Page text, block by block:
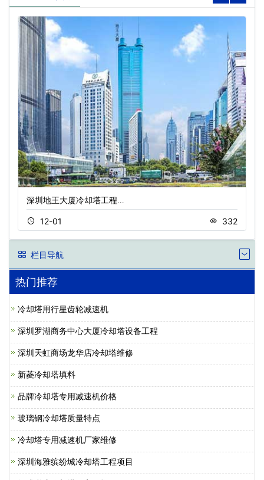
深圳地王大厦冷却塔工程…
12-01 332
栏目导航
热门推荐
冷却塔用行星齿轮减速机
深圳罗湖商务中心大厦冷却塔设备工程
深圳天虹商场龙华店冷却塔维修
新菱冷却塔填料
品牌冷却塔专用减速机价格
玻璃钢冷却塔质量特点
冷却塔专用减速机厂家维修
深圳海雅缤纷城冷却塔工程项目